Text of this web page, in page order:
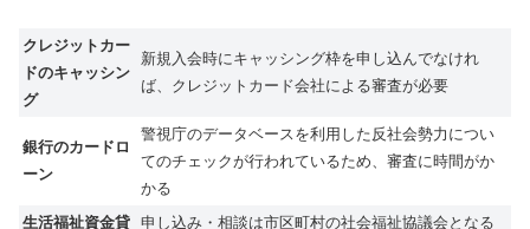
クレジットカー
ドのキャッシン
グ
新規入会時にキャッシング枠を申し込んでなけれ
ば、クレジットカード会社による審査が必要
銀行のカードロ
ーン
警視庁のデータベースを利用した反社会勢力につい
てのチェックが行われているため、審査に時間がか
かる
生活福祉資金貸 申し込み・相談は市区町村の社会福祉協議会となる